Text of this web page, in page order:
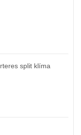
split klíma